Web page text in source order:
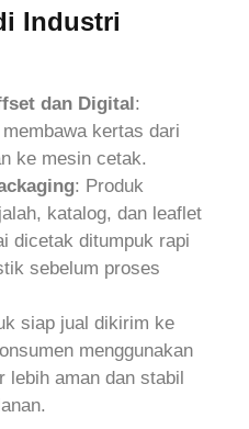
Industri
dan Digital:
kertas dari
ke mesin cetak.
: Produk
katalog, dan leaflet
dicetak ditumpuk rapi
sebelum proses
siap jual dikirim ke
menggunakan
lebih aman dan stabil